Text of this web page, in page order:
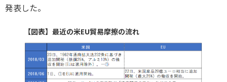
発表した。
【図表】最近の米EU貿易摩擦の流れ